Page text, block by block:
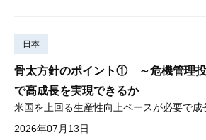
日本
骨太方針のポイント① ～危機管理
で高成長を実現できるか
2026年07月13日